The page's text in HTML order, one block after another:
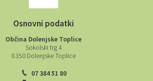
Osnovni podatki
Občina Dolenjske Toplice
Sokolski trg 4
8350 Dolenjske Toplice
07 384 51 80